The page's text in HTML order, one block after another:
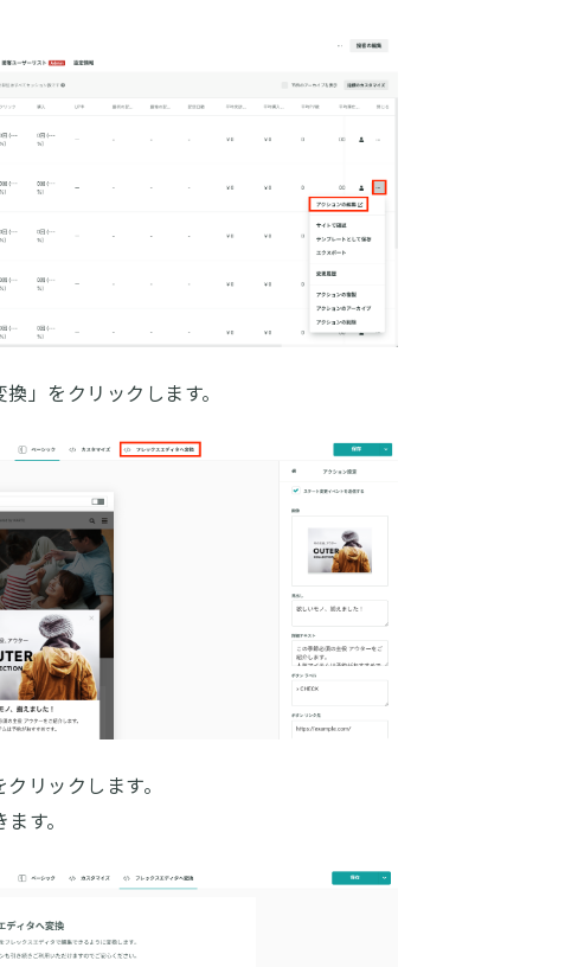
」をクリックします。
リックします。
す。